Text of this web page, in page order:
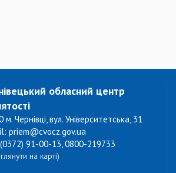
обласний центр
м. Чернівці, вул. Університетська, 31
priem@cvocz.gov.ua
91-00-13, 0800-219733
на карті)